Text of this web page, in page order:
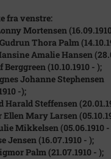
fra venstre:
Mortensen
Thora Palm
Amalie Hansen
Berggreen (10.10.1910 - );
Johanne Stephensen
-);
Harald Steffensen
Mary Larsen
Mikkelsen (05.06.1910 -
Jensen (16.07.1910 - );
Palm (21.07.1910 - );